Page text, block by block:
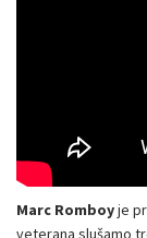
Marc Romboyje
veterana slušamo